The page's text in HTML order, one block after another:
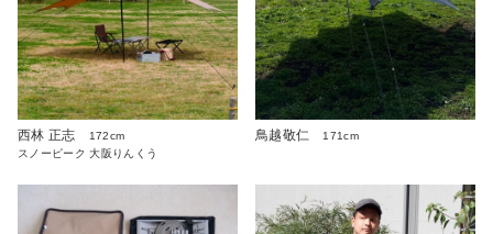
西林 正志
172cm
スノーピーク 大阪りんくう
鳥越敬仁 171cm